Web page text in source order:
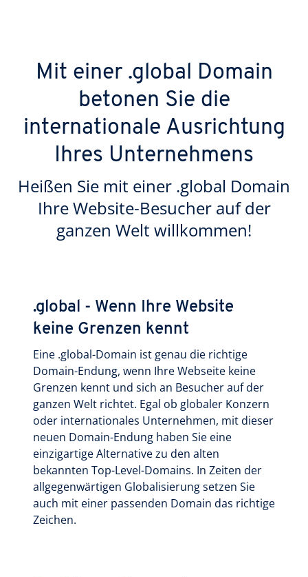
Mit einer .global Domain
betonen Sie die
internationale Ausrichtung
Ihres Unternehmens
Heißen Sie mit einer .global Domain
Ihre Website-Besucher auf der
ganzen Welt willkommen!
.global - Wenn Ihre Website
keine Grenzen kennt
Eine .global-Domain ist genau die richtige
Domain-Endung, wenn Ihre Webseite keine
Grenzen kennt und sich an Besucher auf der
ganzen Welt richtet. Egal ob globaler Konzern
oder internationales Unternehmen, mit dieser
neuen Domain-Endung haben Sie eine
einzigartige Alternative zu den alten
bekannten Top-Level-Domains. In Zeiten der
allgegenwärtigen Globalisierung setzen Sie
auch mit einer passenden Domain das richtige
Zeichen.